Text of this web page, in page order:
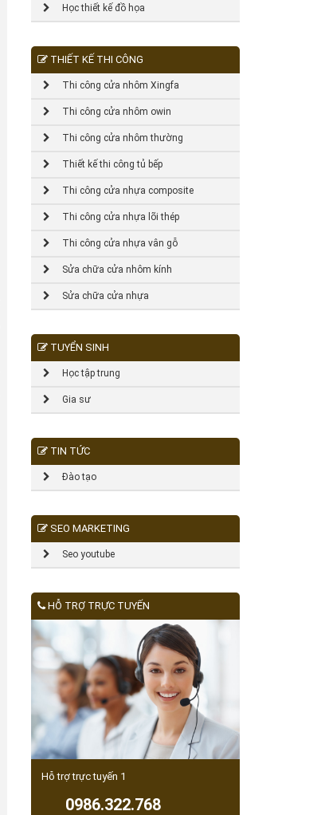
Học thiết kế đồ họa
THIẾT KẾ THI CÔNG
Thi công cửa nhôm Xingfa
Thi công cửa nhôm owin
Thi công cửa nhôm thường
Thiết kế thi công tủ bếp
Thi công cửa nhựa composite
Thi công cửa nhựa lõi thép
Thi công cửa nhựa vân gỗ
Sửa chữa cửa nhôm kính
Sửa chữa cửa nhựa
TUYỂN SINH
Học tập trung
Gia sư
TIN TỨC
Đào tạo
SEO MARKETING
Seo youtube
HỖ TRỢ TRỰC TUYẾN
Hỗ trợ trực tuyến 1
0986.322.768